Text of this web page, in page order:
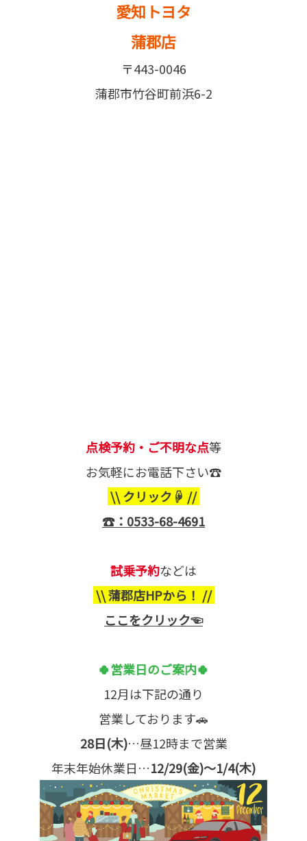
愛知トヨタ
蒲郡店
〒443-0046
蒲郡市竹谷町前浜6-2
点検予約・ご不明な点等
お気軽にお電話下さい☎
\\ クリック☟ //
☎：0533-68-4691
試乗予約などは
\\ 蒲郡店HPから！ //
ここをクリック☜
🍀営業日のご案内🍀
12月は下記の通り
営業しております🚗
28日(木)…昼12時まで営業
年末年始休業日…12/29(金)～1/4(木)